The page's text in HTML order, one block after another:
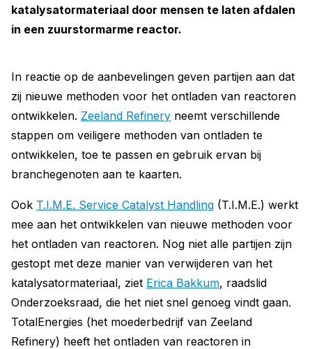
katalysatormateriaal door mensen te laten afdalen
in een zuurstormarme reactor.
In reactie op de aanbevelingen geven partijen aan dat
zij nieuwe methoden voor het ontladen van reactoren
ontwikkelen. Zeeland Refinery neemt verschillende
stappen om veiligere methoden van ontladen te
ontwikkelen, toe te passen en gebruik ervan bij
branchegenoten aan te kaarten.
Ook T.I.M.E. Service Catalyst Handling (T.I.M.E.) werkt
mee aan het ontwikkelen van nieuwe methoden voor
het ontladen van reactoren. Nog niet alle partijen zijn
gestopt met deze manier van verwijderen van het
katalysatormateriaal, ziet Erica Bakkum, raadslid
Onderzoeksraad, die het niet snel genoeg vindt gaan.
TotalEnergies (het moederbedrijf van Zeeland
Refinery) heeft het ontladen van reactoren in